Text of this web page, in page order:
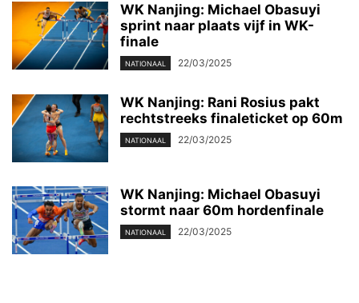
WK Nanjing: Michael Obasuyi
sprint naar plaats vijf in WK-
finale
NATIONAAL 22/03/2025
WK Nanjing: Rani Rosius pakt
rechtstreeks finaleticket op 60m
NATIONAAL 22/03/2025
WK Nanjing: Michael Obasuyi
stormt naar 60m hordenfinale
NATIONAAL 22/03/2025